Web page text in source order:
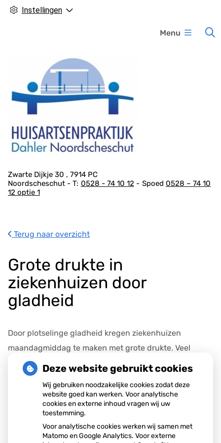
Instellingen
Menu
A
d
r
g
g
e
v
e
n
Zwarte Dijkje 30
7914 PC
Noordscheschut
0528 - 74 10 12 Spoed 0528 – 74 10
12 optie 1
Terug naar overzicht
Grote drukte in
ziekenhuizen door
gladheid
Door plotselinge gladheid kregen ziekenhuizen
maandagmiddag te maken met grote drukte. Veel
mensen meldden zich met botbreuken na valpartijen.
Spoedeisende hulpen behandelden in korte tijd
uitzonderlijk veel patiënten, waardoor wachttijden
opliepen en ziekenhuizen extra personeel inzetten om
de toestroom aan te kunnen.
Deze website gebruikt cookies
Wij gebruiken noodzakelijke cookies zodat deze
website goed kan werken. Voor analytische
cookies en externe inhoud vragen wij uw
toestemming.
Voor analytische cookies werken wij samen met
Matomo en Google Analytics. Voor externe